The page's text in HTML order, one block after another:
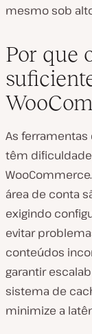
mesmo sob
Por que
As
têm
área de conta
exigindo
evitar
conteúdos
garantir
sistema de
minimize a